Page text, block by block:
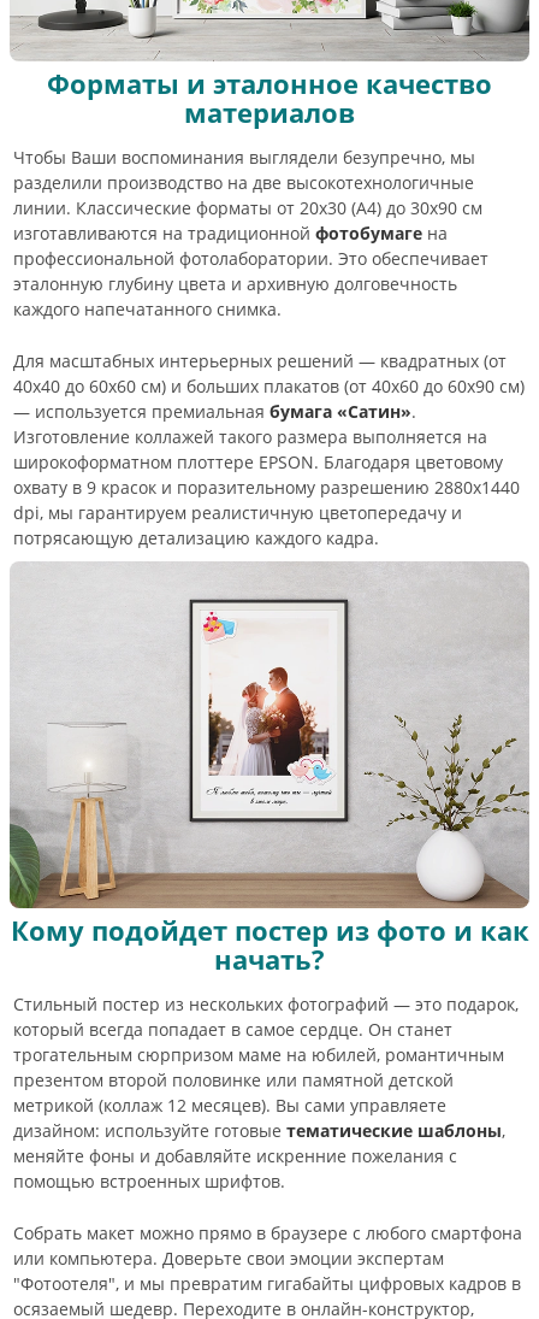
Форматы и эталонное качество
материалов
Чтобы Ваши воспоминания выглядели безупречно, мы
разделили производство на две высокотехнологичные
линии. Классические форматы от 20х30 (А4) до 30х90 см
изготавливаются на традиционной фотобумаге на
профессиональной фотолаборатории. Это обеспечивает
эталонную глубину цвета и архивную долговечность
каждого напечатанного снимка.
Для масштабных интерьерных решений — квадратных (от
40х40 до 60х60 см) и больших плакатов (от 40х60 до 60х90 см)
— используется премиальная бумага «Сатин».
Изготовление коллажей такого размера выполняется на
широкоформатном плоттере EPSON. Благодаря цветовому
охвату в 9 красок и поразительному разрешению 2880х1440
dpi, мы гарантируем реалистичную цветопередачу и
потрясающую детализацию каждого кадра.
Кому подойдет постер из фото и как
начать?
Стильный постер из нескольких фотографий — это подарок,
который всегда попадает в самое сердце. Он станет
трогательным сюрпризом маме на юбилей, романтичным
презентом второй половинке или памятной детской
метрикой (коллаж 12 месяцев). Вы сами управляете
дизайном: используйте готовые тематические шаблоны,
меняйте фоны и добавляйте искренние пожелания с
помощью встроенных шрифтов.
Собрать макет можно прямо в браузере с любого смартфона
или компьютера. Доверьте свои эмоции экспертам
"Фотоотеля", и мы превратим гигабайты цифровых кадров в
осязаемый шедевр. Переходите в онлайн-конструктор,